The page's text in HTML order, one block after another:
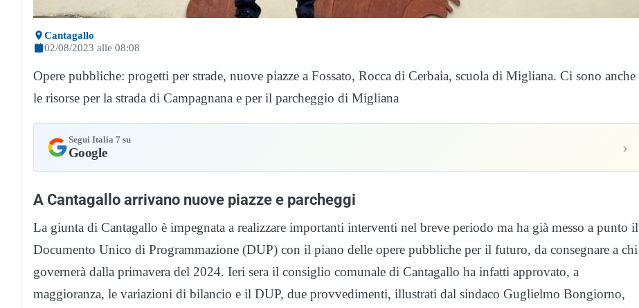
Cantagallo
02/08/2023 alle 08:08
Opere pubbliche: progetti per strade, nuove piazze a Fossato, Rocca di Cerbaia, scuola di Migliana. Ci sono anche
le risorse per la strada di Campagnana e per il parcheggio di Migliana
Segui Italia 7 su
Google ›
A Cantagallo arrivano nuove piazze e parcheggi
La giunta di Cantagallo è impegnata a realizzare importanti interventi nel breve periodo ma ha già messo a punto il
Documento Unico di Programmazione (DUP) con il piano delle opere pubbliche per il futuro, da consegnare a chi
governerà dalla primavera del 2024. Ieri sera il consiglio comunale di Cantagallo ha infatti approvato, a
maggioranza, le variazioni di bilancio e il DUP, due provvedimenti, illustrati dal sindaco Guglielmo Bongiorno,